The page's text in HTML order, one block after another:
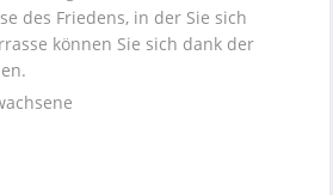
des Friedens, in der Sie sich
können Sie sich dank der